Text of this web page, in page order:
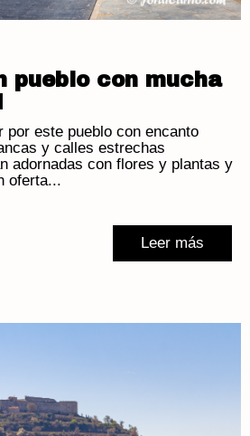
pueblo con mucha
por este pueblo con encanto
y calles estrechas
adornadas con flores y plantas y
oferta...
Leer más